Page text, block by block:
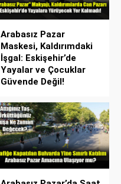
Arabasız Pazar
Maskesi, Kaldırımdaki
İşgal: Eskişehir’de
Yayalar ve Çocuklar
Güvende Değil!